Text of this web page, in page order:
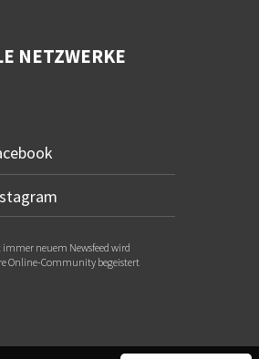
NETZWERKE
immer neuem Newsfeed wird
Online-Community begeistert